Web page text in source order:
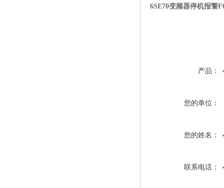
6SE70变频器停机报警
产品：
您的单位：
您的姓名：
联系电话：